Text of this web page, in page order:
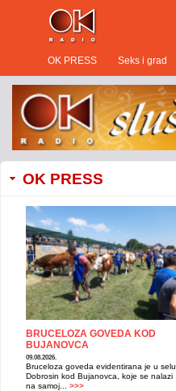
OK PRESS Seks i grad
OK PRESS
BRUCELOZA GOVEDA KOD
BUJANOVCA
09.08.2026.
Bruceloza goveda evidentirana je u selu
Dobrosin kod Bujanovca, koje se nalazi
na samoj... >>>